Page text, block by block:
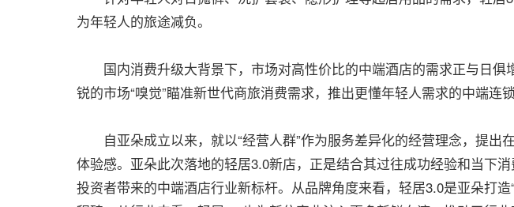
为年轻人的旅途减负。
国内消费升级大背景下，市场对高性价比的中端酒店的需求正与日俱
锐的市场“嗅觉”瞄准新世代商旅消费需求，推出更懂年轻人需求的中端连
自亚朵成立以来，就以“经营人群”作为服务差异化的经营理念，提出
体验感。亚朵此次落地的轻居3.0新店，正是结合其过往成功经验和当下
投资者带来的中端酒店行业新标杆。从品牌角度来看，轻居3.0是亚朵打